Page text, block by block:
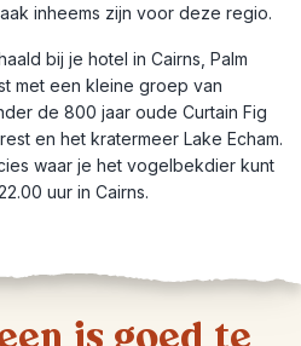
inheems zijn voor deze regio.
bij je hotel in Cairns, Palm
met een kleine groep van
de 800 jaar oude Curtain Fig
en het kratermeer Lake Echam.
waar je het vogelbekdier kunt
uur in Cairns.